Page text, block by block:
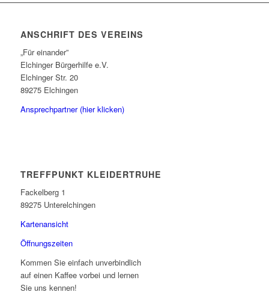
ANSCHRIFT DES VEREINS
„Für einander”
Elchinger Bürgerhilfe e.V.
Elchinger Str. 20
89275 Elchingen
Ansprechpartner (hier klicken)
TREFFPUNKT KLEIDERTRUHE
Fackelberg 1
89275 Unterelchingen
Kartenansicht
Öffnungszeiten
Kommen Sie einfach unverbindlich
auf einen Kaffee vorbei und lernen
Sie uns kennen!